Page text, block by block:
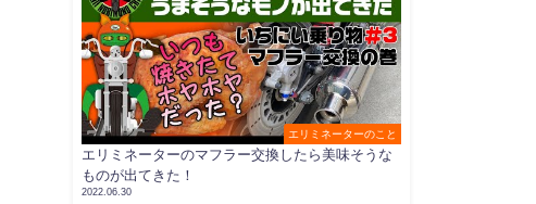
エリミネーターのこと
エリミネーターのマフラー交換したら美味そうな
ものが出てきた！
2022.06.30